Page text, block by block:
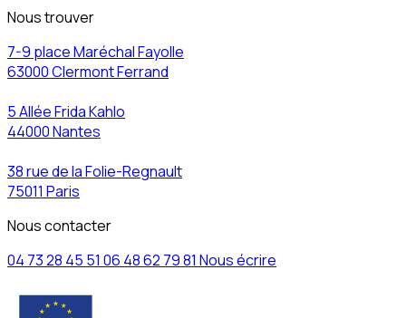
Nous trouver
7-9 place Maréchal Fayolle
63000 Clermont Ferrand
5 Allée Frida Kahlo
44000 Nantes
38 rue de la Folie-Regnault
75011 Paris
Nous contacter
04 73 28 45 51 06 48 62 79 81 Nous écrire